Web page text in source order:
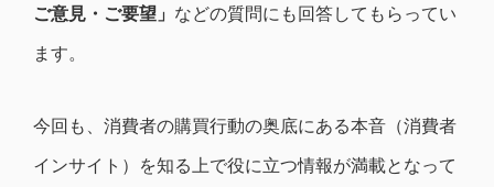
ご意見・ご要望」 などの質問にも回答してもらってい
ます。
今回も、消費者の購買行動の奥底にある本音（消費者
インサイト）を知る上で役に立つ情報が満載となって